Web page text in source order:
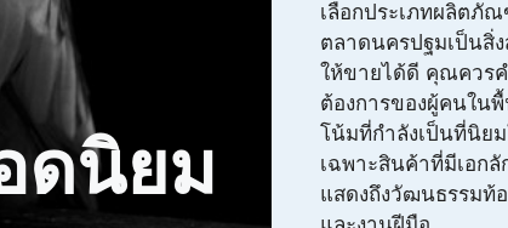
ดนิยม
เลือกประเภทผลิตภั
ตลาดนครปฐมเป็นสิ่
ให้ขายได้ดี คุณควร
ต้องการของผู้คนใน
โน้มที่กำลังเป็นที่นิย
เฉพาะสินค้าที่มีเอก
แสดงถึงวัฒนธรรมท้